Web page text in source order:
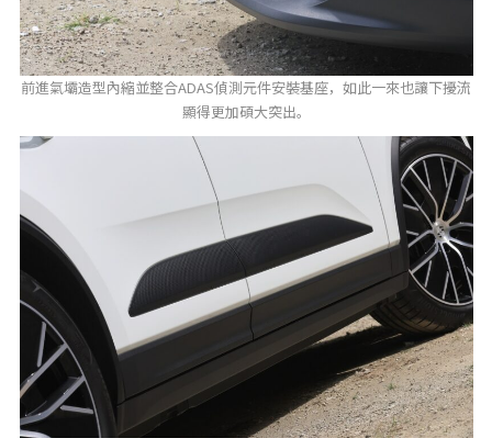
前進氣壩造型內縮並整合ADAS偵測元件安裝基座，如此一來也讓下擾流
顯得更加碩大突出。